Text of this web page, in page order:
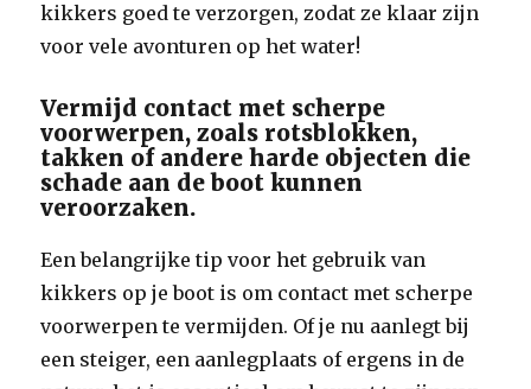
kikkers goed te verzorgen, zodat ze klaar zijn
voor vele avonturen op het water!
Vermijd contact met scherpe
voorwerpen, zoals rotsblokken,
takken of andere harde objecten die
schade aan de boot kunnen
veroorzaken.
Een belangrijke tip voor het gebruik van
kikkers op je boot is om contact met scherpe
voorwerpen te vermijden. Of je nu aanlegt bij
een steiger, een aanlegplaats of ergens in de